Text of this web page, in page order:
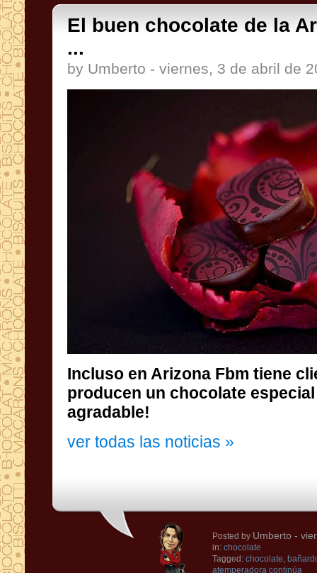
El buen chocolate de la
...
by Umberto - viernes, 3 de abril de
Incluso en Arizona Fbm tiene
producen un chocolate especial
agradable!
ver todas las noticias »
Posted by Umberto -
in: chocolate
Tagged: chocolate,
atemperadora continúa